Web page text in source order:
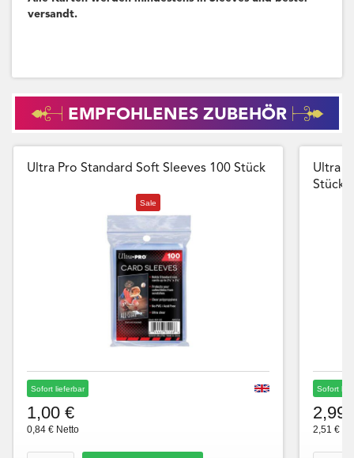
versandt.
EMPFOHLENES ZUBEHÖR
Ultra Pro Standard Soft Sleeves 100 Stück
Sale
Sofort lieferbar
1,00 €
0,84 € Netto
Ultra
Stück
Sofort
2,99
2,51 €